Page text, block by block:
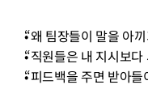
“왜 팀장들이 말을 아
“직원들은 내 지시보
“피드백을 주면 받아